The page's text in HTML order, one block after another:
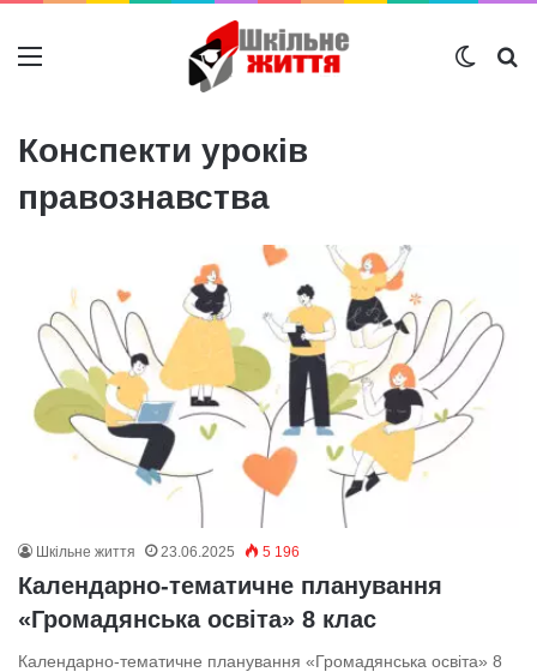
Меню
Конспекти уроків
правознавства
Шкільне життя 23.06.2025 5 196
Календарно-тематичне планування
«Громадянська освіта» 8 клас
Календарно-тематичне планування «Громадянська освіта» 8